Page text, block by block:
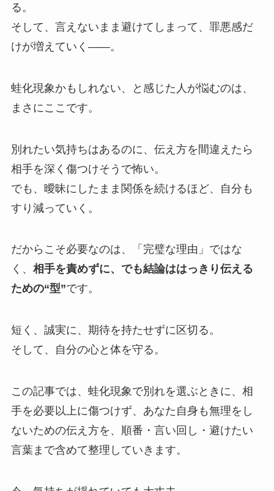
る。
そして、言えないまま避けてしまって、罪悪感だ
けが増えていく——。
蛙化現象かもしれない、と感じた人が悩むのは、
まさにここです。
別れたい気持ちはあるのに、伝え方を間違えたら
相手を深く傷つけそうで怖い。
でも、曖昧にしたまま関係を続けるほど、自分も
すり減っていく。
だからこそ必要なのは、「完璧な理由」ではな
く、 相手を責めずに、でも結論ははっきり伝える
ための“型”です。
短く、誠実に、期待を持たせずに区切る。
そして、自分の心と体を守る。
この記事では、蛙化現象で別れを選ぶときに、相
手を必要以上に傷つけず、あなた自身も無理をし
ないための伝え方を、順番・言い回し・避けたい
言葉まで含めて整理していきます。